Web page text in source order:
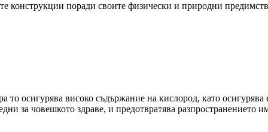
конструкции поради своите физически и природни
осигурява високо съдържание на кислород, като
за човешкото здраве, и предотвратява разпространението